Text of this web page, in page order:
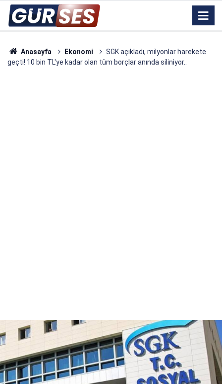
Anasayfa Ekonomi
SGK açıkladı, milyonlar harekete
geçti! 10 bin TL'ye kadar olan tüm borçlar anında siliniyor..